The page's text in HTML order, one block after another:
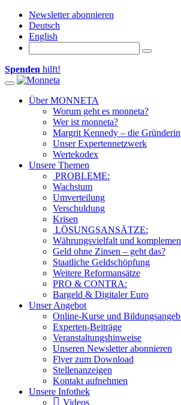
Newsletter abonnieren
Deutsch
English
Spenden hilft!
Toggle navigation
Über MONNETA
Worum geht es monneta?
Wer ist monneta?
Margrit Kennedy – die Gründerin
Unser Expertennetzwerk
Wertekodex
Unsere Themen
PROBLEME:
Wachstum
Umverteilung
Verschuldung
Krisen
LÖSUNGSANSÄTZE:
Währungsvielfalt und
Geld ohne Zinsen – geht das?
Staatliche Geldschöpfung
Weitere Reformansätze
PRO & CONTRA:
Bargeld & Digitaler Euro
Unser Angebot
Online-Kurse und
Experten-Beiträge
Veranstaltungshinweise
Unseren Newsletter abonnieren
Flyer zum Download
Stellenanzeigen
Kontakt aufnehmen
Unsere Infothek
Videos